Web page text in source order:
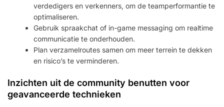
verdedigers en verkenners, om de teamperformantie te
optimaliseren.
Gebruik spraakchat of in-game messaging om realtime
communicatie te onderhouden.
Plan verzamelroutes samen om meer terrein te dekken
en risico’s te verminderen.
Inzichten uit de community benutten voor
geavanceerde technieken